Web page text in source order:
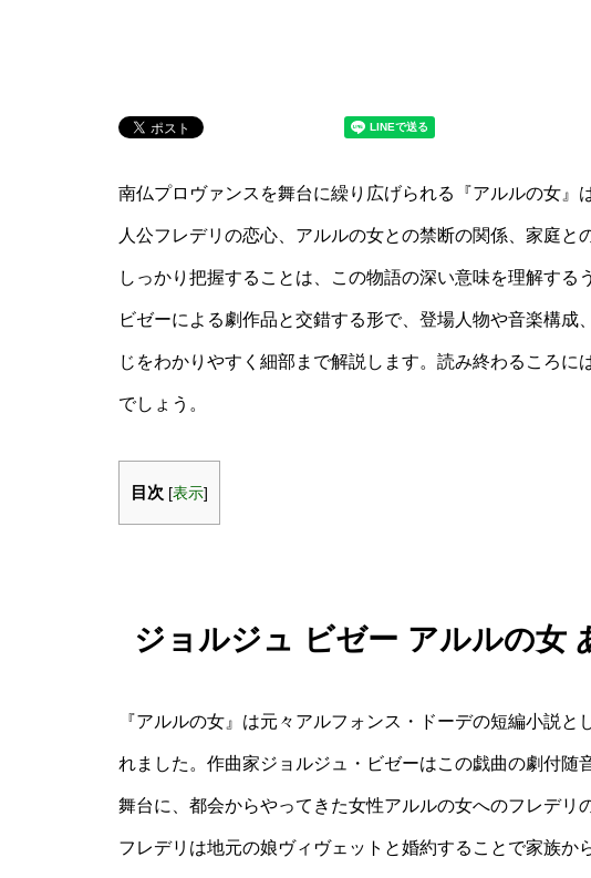
南仏プロヴァンスを舞台に繰り広げられる『アルルの女』
人公フレデリの恋心、アルルの女との禁断の関係、家庭
しっかり把握することは、この物語の深い意味を理解する
ビゼーによる劇作品と交錯する形で、登場人物や音楽構
じをわかりやすく細部まで解説します。読み終わるころに
でしょう。
目次 [表示]
ジョルジュ ビゼー アルルの女
『アルルの女』は元々アルフォンス・ドーデの短編小説
れました。作曲家ジョルジュ・ビゼーはこの戯曲の劇付随
舞台に、都会からやってきた女性アルルの女へのフレデリ
フレデリは地元の娘ヴィヴェットと婚約することで家族か